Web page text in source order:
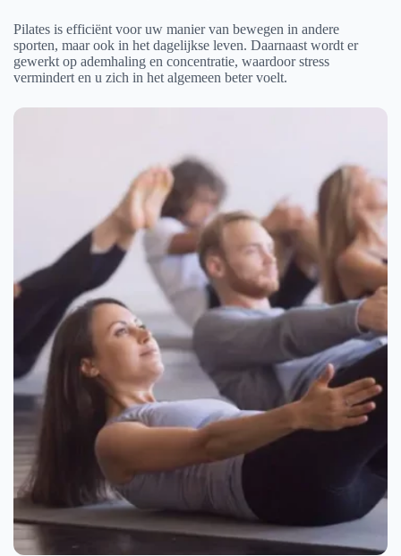
Pilates is efficiënt voor uw manier van bewegen in andere
sporten, maar ook in het dagelijkse leven. Daarnaast wordt er
gewerkt op ademhaling en concentratie, waardoor stress
vermindert en u zich in het algemeen beter voelt.